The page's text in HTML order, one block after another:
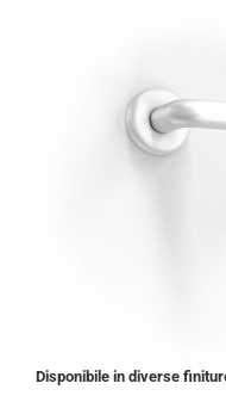
Disponibile in diverse